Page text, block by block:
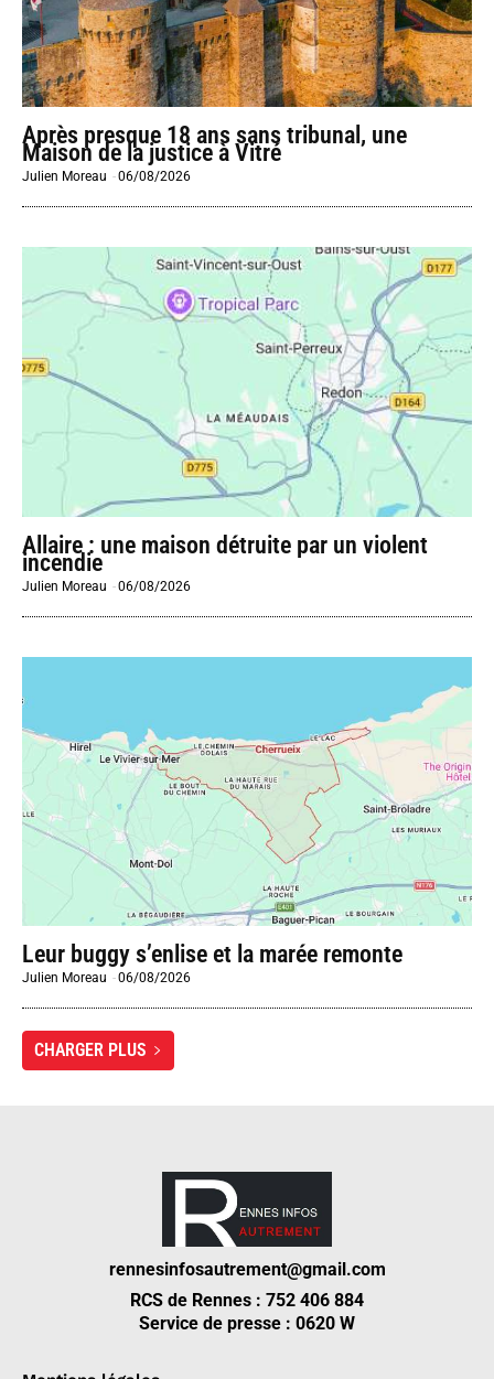
Après presque 18 ans sans tribunal, une
Maison de la justice à Vitré
Julien Moreau -06/08/2026
Allaire : une maison détruite par un violent
incendie
Julien Moreau -06/08/2026
Leur buggy s’enlise et la marée remonte
Julien Moreau -06/08/2026
CHARGER PLUS
rennesinfosautrement@gmail.com
RCS de Rennes : 752 406 884
Service de presse : 0620 W